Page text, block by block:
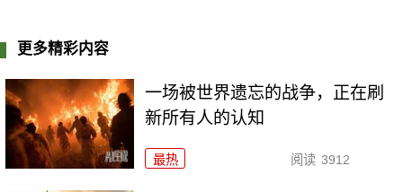
更多精彩内容
一场被世界遗忘的战争，正在刷
新所有人的认知
最热 阅读 3912